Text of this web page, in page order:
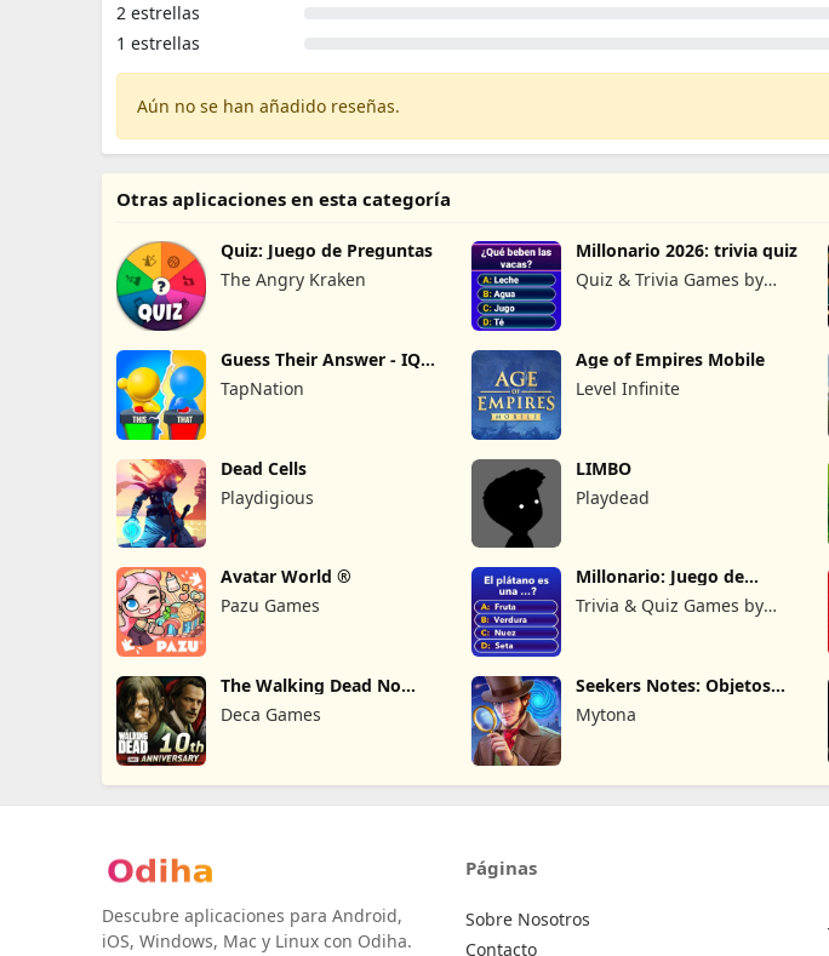
2 estrellas
1 estrellas
Aún no se han añadido reseñas.
Otras aplicaciones en esta categoría
Quiz: Juego de Preguntas
The Angry Kraken
Millonario 2026: trivia quiz
Quiz & Trivia Games by
Guess Their Answer - IQ
TapNation
Age of Empires Mobile
Level Infinite
Dead Cells
Playdigious
LIMBO
Playdead
Avatar World ®
Pazu Games
Millonario: Juego de
preguntas
Trivia & Quiz Games by
The Walking Dead No
Man's Land
Deca Games
Seekers Notes: Objetos
ocultos
Mytona
Descubre aplicaciones para Android,
iOS, Windows, Mac y Linux con Odiha.
Páginas
Sobre Nosotros
Contacto